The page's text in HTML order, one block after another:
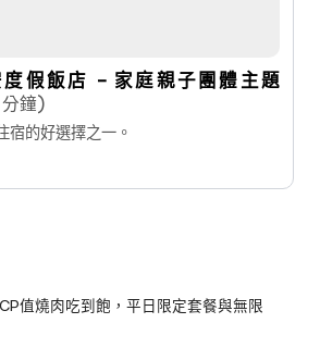
假飯店 – 家庭親子團體主題
鐘)
宿的好選擇之一。
值燒肉吃到飽，平日限定套餐與無限